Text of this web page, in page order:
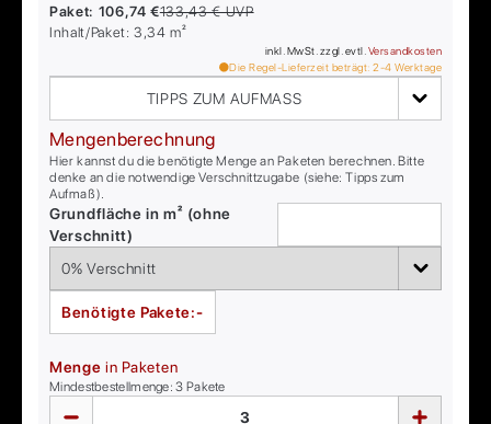
Paket: 106,74 €133,43 €UVP
Inhalt/Paket:3,34 m²
inkl. MwSt. zzgl. evtl. Versandkosten
Die Regel-Lieferzeit beträgt: 2-4 Werktage
TIPPS ZUM AUFMASS
Mengenberechnung
Hier kannst du die benötigte Menge an Paketen berechnen. Bitte
denke an die notwendige Verschnittzugabe (siehe: Tipps zum
Aufmaß).
Grundfläche in m² (ohne
Verschnitt)
Benötigte Pakete:-
Menge in Paketen
Mindestbestellmenge:3 Pakete